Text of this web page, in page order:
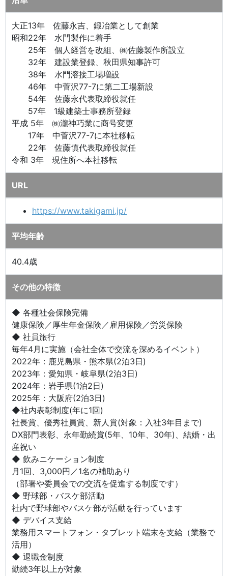
大正13年 佐藤永吉、鍛冶業として創業
昭和22年 水門製作に着手
25年 個人経営を改組、㈱佐藤製作所設立
32年 建設業登録、秋田県知事許可
38年 水門溶接工場増設
46年 中菅沢77-7に第二工場新設
54年 佐藤永代表取締役就任
57年 1級建築士事務所登録
平成 5年 ㈱瀧神巧業に商号変更
17年 中菅沢77-7に本社移転
22年 佐藤慎代表取締役就任
令和 3年 現住所へ本社移転
URL
https://www.takigami.jp/
平均年齢
40.4歳
その他の特徴
◆ 各種社会保険完備
健康保険／厚生年金保険／雇用保険／労災保険
◆ 社員旅行
毎年4月に実施（会社全体で交流を深めるイベント）
2022年：鹿児島県・熊本県(2泊3日)
2023年：愛知県・岐阜県(2泊3日)
2024年：岩手県(1泊2日)
2025年：大阪府(2泊3日)
◆社内表彰制度(年に1回)
社長賞、優秀社員賞、新人賞(対象：入社3年目まで)
DX部門表彰、永年勤続賞(5年、10年、30年)、結婚・出
産祝い
◆ 飲みニケーション制度
月1回、3,000円／1名の補助あり
（部署や委員会での交流を促進する制度です）
◆ 野球部・バスケ部活動
社内で野球部やバスケ部が活動を行っています
◆ デバイス支給
業務用スマートフォン・タブレット端末を支給（業務で
活用）
◆ 退職金制度
勤続3年以上が対象